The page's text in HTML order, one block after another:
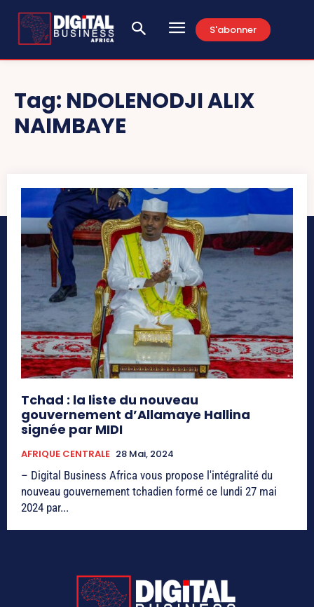
S'abonner
Tag: NDOLENODJI ALIX
NAIMBAYE
Tchad : la liste du nouveau
gouvernement d’Allamaye Hallina
signée par MIDI
AFRIQUE CENTRALE 28 Mai, 2024
– Digital Business Africa vous propose l'intégralité du
nouveau gouvernement tchadien formé ce lundi 27 mai
2024 par...